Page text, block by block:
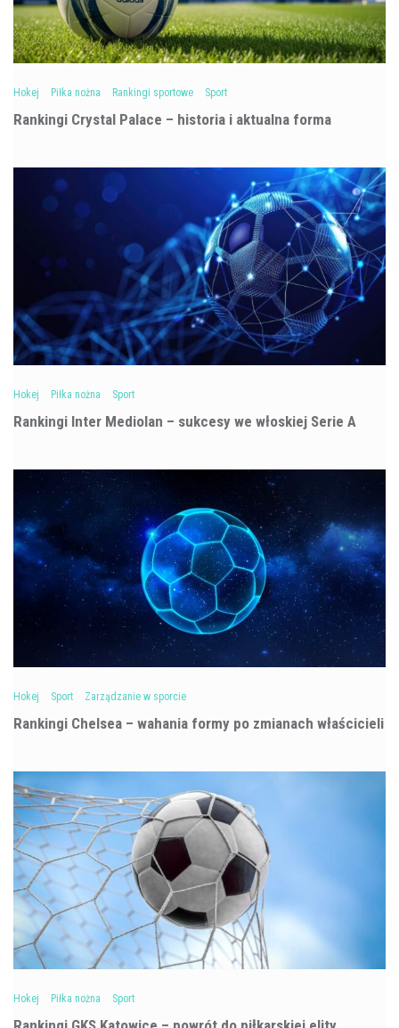
Hokej Piłka nożna Rankingi sportowe Sport
Rankingi Crystal Palace – historia i aktualna forma
Hokej Piłka nożna Sport
Rankingi Inter Mediolan – sukcesy we włoskiej Serie A
Hokej Sport Zarządzanie w sporcie
Rankingi Chelsea – wahania formy po zmianach właścicieli
Hokej Piłka nożna Sport